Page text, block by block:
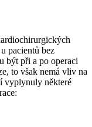
pacientů bez
být při a po operaci
to však nemá vliv na
vyplynuly některé